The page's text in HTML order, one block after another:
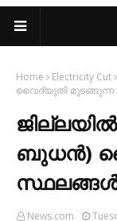
Home Electricity Cut
വൈദ്യുതി
ജില്ലയിൽ
ബുധൻ)
News.com